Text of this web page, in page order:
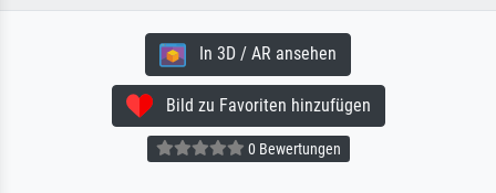
In 3D / AR ansehen
Bild zu Favoriten hinzufügen
0 Bewertungen